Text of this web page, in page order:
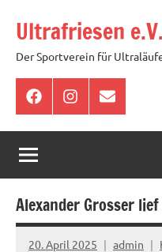
Inhalt
springen
Ultrafriesen e.V.
Der Sportverein für
FacebookInstagram
E-
Mail
Alexander Grosser
20. April 2025 admin